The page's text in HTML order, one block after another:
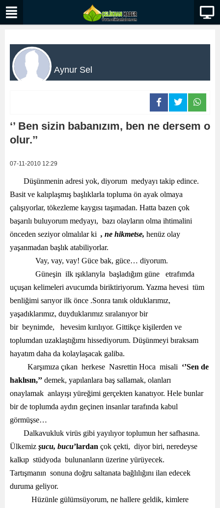
Aynur Sel
‘’ Ben sizin babanızım, ben ne dersem o
olur.’’
07-11-2010 12:29
Düşünmenin adresi yok, diyorum medyayı takip edince.
Basit ve kalıplaşmış başlıklarla topluma ön ayak olmaya
çalışıyorlar, tökezleme kaygısı taşımadan. Hatta bazen çok
başarılı buluyorum medyayı, bazı olayların olma ihtimalini
önceden seziyor olmalılar ki , ne hikmetse, henüz olay
yaşanmadan başlık atabiliyorlar.
Vay, vay, vay! Güce bak, güce… diyorum.
Güneşin ilk ışıklarıyla başladığım güne etrafımda
uçuşan kelimeleri avucumda biriktiriyorum. Yazma hevesi tüm
benliğimi sarıyor ilk önce .Sonra tanık olduklarımız,
yaşadıklarımız, duyduklarımız sıralanıyor bir
bir beynimde, hevesim kırılıyor. Gittikçe kişilerden ve
toplumdan uzaklaştığımı hissediyorum. Düşünmeyi bıraksam
hayatım daha da kolaylaşacak galiba.
Karşımıza çıkan herkese Nasrettin Hoca misali ‘’Sen de
haklısın,’’ demek, yapılanlara baş sallamak, olanları
onaylamak anlayışı yüreğimi gerçekten kanatıyor. Hele bunlar
bir de toplumda aydın geçinen insanlar tarafında kabul
görmüşse…
Dalkavukluk virüs gibi yayılıyor toplumun her safhasına.
Ülkemiz şucu, bucu’lardan çok çekti, diyor biri, neredeyse
kalkıp stüdyoda bulunanların üzerine yürüyecek.
Tartışmanın sonuna doğru saltanata bağlılığını ilan edecek
duruma geliyor.
Hüzünle gülümsüyorum, ne hallere geldik, kimlere